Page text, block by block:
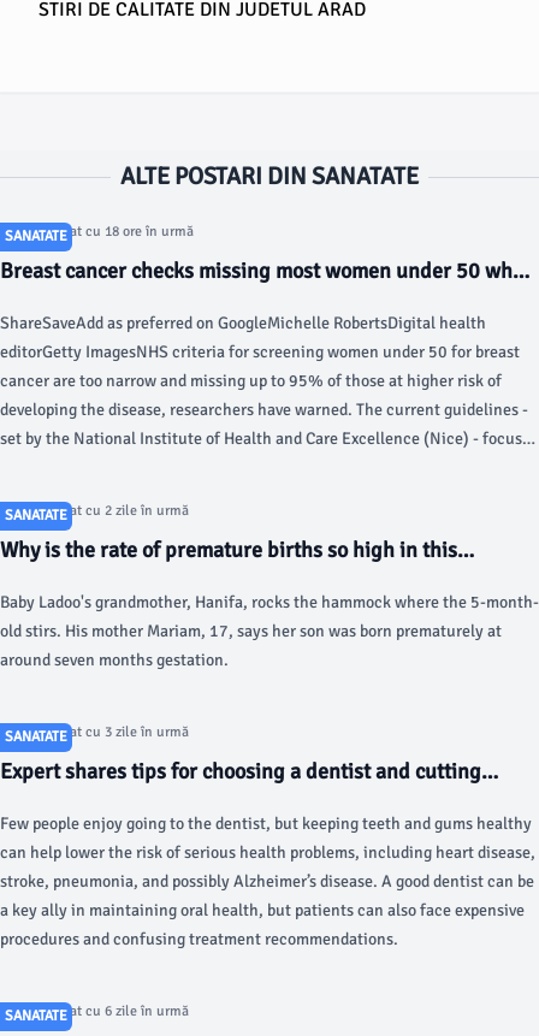
STIRI DE CALITATE DIN JUDETUL ARAD
ALTE POSTARI DIN SANATATE
SANATATE
Articol postat cu 18 ore în urmă
Breast cancer checks missing most women under 50 who
ShareSaveAdd as preferred on GoogleMichelle RobertsDigital health
editorGetty ImagesNHS criteria for screening women under 50 for breast
cancer are too narrow and missing up to 95% of those at higher risk of
developing the disease, researchers have warned. The current guidelines -
set by the National Institute of Health and Care Excellence (Nice) - focus
SANATATE
Articol postat cu 2 zile în urmă
Why is the rate of premature births so high in this
Baby Ladoo's grandmother, Hanifa, rocks the hammock where the 5-month-
old stirs. His mother Mariam, 17, says her son was born prematurely at
around seven months gestation.
SANATATE
Articol postat cu 3 zile în urmă
Expert shares tips for choosing a dentist and cutting
Few people enjoy going to the dentist, but keeping teeth and gums healthy
can help lower the risk of serious health problems, including heart disease,
stroke, pneumonia, and possibly Alzheimer’s disease. A good dentist can be
a key ally in maintaining oral health, but patients can also face expensive
procedures and confusing treatment recommendations.
SANATATE
Articol postat cu 6 zile în urmă